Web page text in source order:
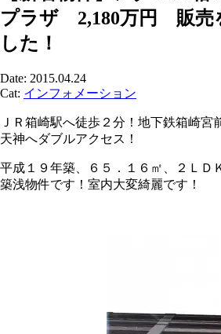
プラザ 2,180万円 販売
した！
Date: 2015.04.24
Cat: インフォメーション
ＪＲ箱崎駅へ徒歩２分！地下鉄箱崎宮
天神へダブルアクセス！
平成１９年築、６５．１６㎡、２ＬＤ
築浅物件です！室内大変綺麗です！